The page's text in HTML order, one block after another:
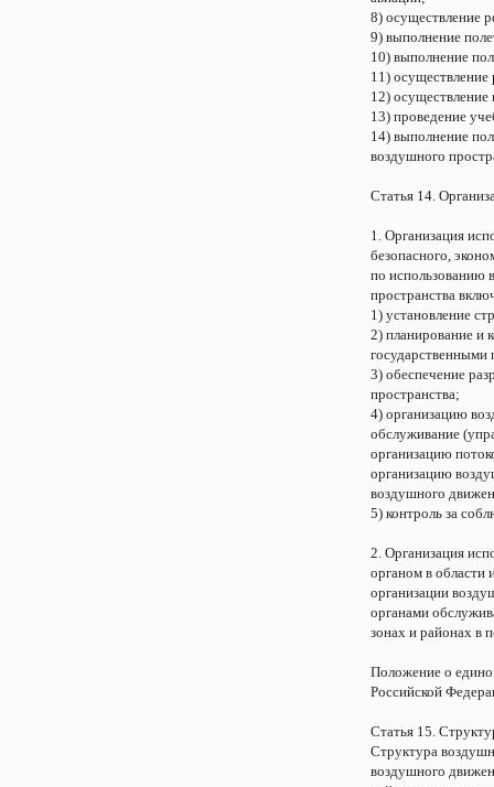
8) осуществление
9) выполнение
10) выполнение
11)
12)
13) проведение
14) выполнение
воздушного
Статья 14.
1. Организация
безопасного,
по использованию
пространства
1) установление
2) планирование и
государственными
3) обеспечение
пространства;
4) организацию
обслуживание
организацию
организацию
воздушного
5) контроль за
2. Организация
органом в области
организации
органами
зонах и районах в
Положение о
Российской
Статья 15.
Структура
воздушного